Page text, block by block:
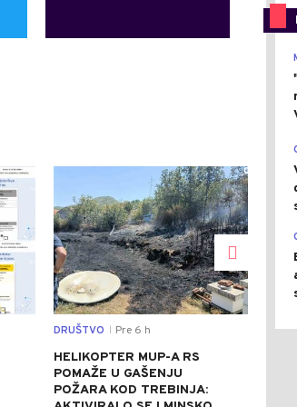
0 0
DRUŠTVO Pre 6 h
HELIKOPTER MUP-A RS
POMAŽE U GAŠENJU
POŽARA KOD TREBINJA: